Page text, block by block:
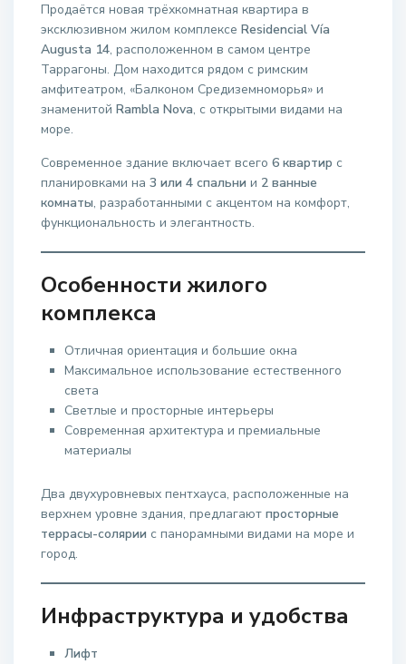
Продаётся новая трёхкомнатная квартира в
эксклюзивном жилом комплексеResidencial Vía
Augusta 14, расположенном в самом центре
Таррагоны. Дом находится рядом с римским
амфитеатром, «Балконом Средиземноморья» и
знаменитойRambla Nova, с открытыми видами на
море.
Современное здание включает всего6 квартир с
планировками на3 или 4 спальни и 2 ванные
комнаты, разработанными с акцентом на комфорт,
функциональность и элегантность.
Особенности жилого
комплекса
Отличная ориентация и большие окна
Максимальное использование естественного
света
Светлые и просторные интерьеры
Современная архитектура и премиальные
материалы
Два двухуровневых пентхауса, расположенные на
верхнем уровне здания, предлагаютпросторные
террасы-солярии с панорамными видами на море и
город.
Инфраструктура и удобства
Лифт